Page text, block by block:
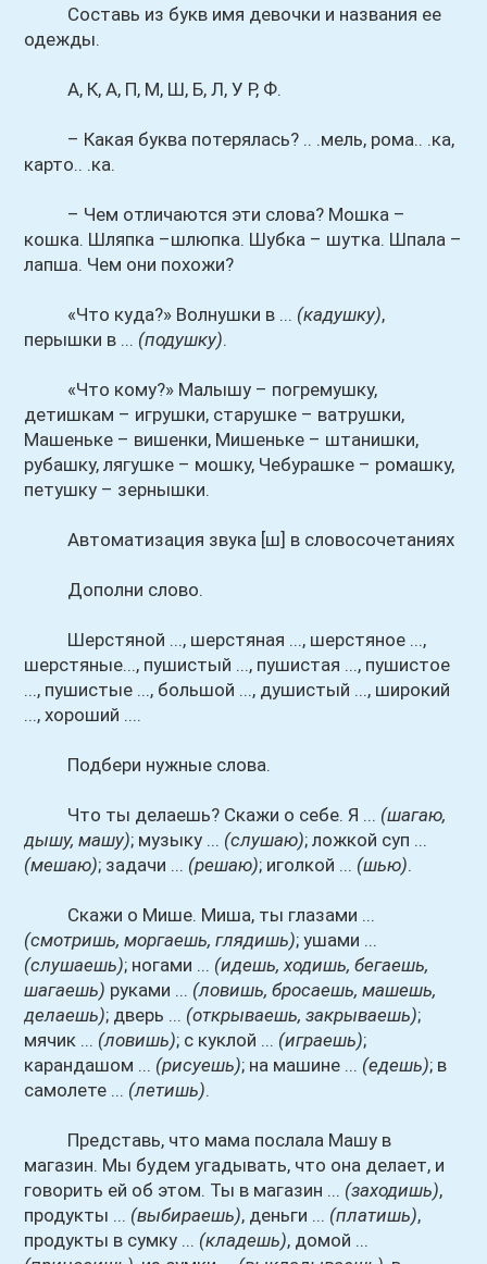
Составь из букв имя девочки и названия ее
одежды.
А, К, А, П, М, Ш, Б, Л, У Р, Ф.
– Какая буква потерялась? .. .мель, рома.. .ка,
карто.. .ка.
– Чем отличаются эти слова? Мошка –
кошка. Шляпка –шлюпка. Шубка – шутка. Шпала –
лапша. Чем они похожи?
«Что куда?» Волнушки в ... (кадушку),
перышки в ... (подушку).
«Что кому?» Малышу – погремушку,
детишкам – игрушки, старушке – ватрушки,
Машеньке – вишенки, Мишеньке – штанишки,
рубашку, лягушке – мошку, Чебурашке – ромашку,
петушку – зернышки.
Автоматизация звука [ш] в словосочетаниях
Дополни слово.
Шерстяной ..., шерстяная ..., шерстяное ...,
шерстяные..., пушистый ..., пушистая ..., пушистое
..., пушистые ..., большой ..., душистый ..., широкий
..., хороший ....
Подбери нужные слова.
Что ты делаешь? Скажи о себе. Я ... (шагаю,
дышу, машу); музыку ... (слушаю); ложкой суп ...
(мешаю); задачи ... (решаю); иголкой ... (шью).
Скажи о Мише. Миша, ты глазами ...
(смотришь, моргаешь, глядишь); ушами ...
(слушаешь); ногами ... (идешь, ходишь, бегаешь,
шагаешь) руками ... (ловишь, бросаешь, машешь,
делаешь); дверь ... (открываешь, закрываешь);
мячик ... (ловишь); с куклой ... (играешь);
карандашом ... (рисуешь); на машине ... (едешь); в
самолете ... (летишь).
Представь, что мама послала Машу в
магазин. Мы будем угадывать, что она делает, и
говорить ей об этом. Ты в магазин ... (заходишь),
продукты ... (выбираешь), деньги ... (платишь),
продукты в сумку ... (кладешь), домой ...